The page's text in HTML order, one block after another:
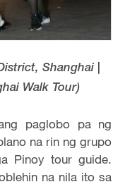
Shanghai |
Walk Tour)
paglobo pa ng
na rin ng grupo
Pinoy tour guide.
na nila ito sa